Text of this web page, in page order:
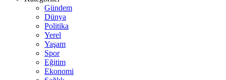
Gündem
Dünya
Politika
Yerel
Yaşam
Spor
Eğitim
Ekonomi